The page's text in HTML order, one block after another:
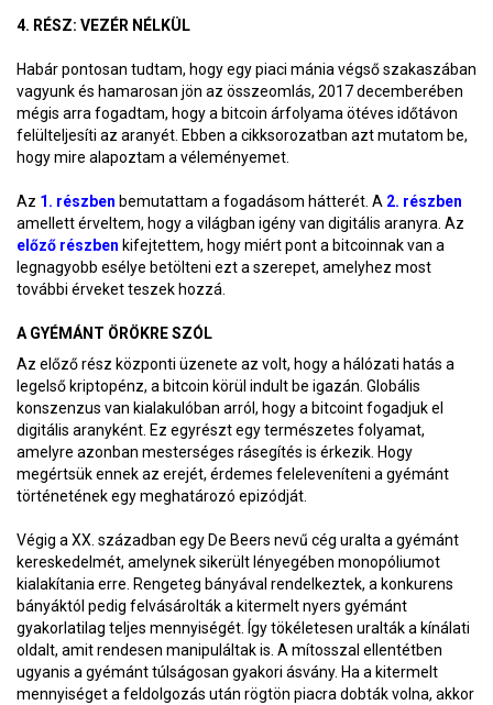
4. RÉSZ: VEZÉR NÉLKÜL
Habár pontosan tudtam, hogy egy piaci mánia végső szakaszában
vagyunk és hamarosan jön az összeomlás, 2017 decemberében
mégis arra fogadtam, hogy a bitcoin árfolyama ötéves időtávon
felülteljesíti az aranyét. Ebben a cikksorozatban azt mutatom be,
hogy mire alapoztam a véleményemet.
Az 1. részben bemutattam a fogadásom hátterét. A 2. részben
amellett érveltem, hogy a világban igény van digitális aranyra. Az
előző részben kifejtettem, hogy miért pont a bitcoinnak van a
legnagyobb esélye betölteni ezt a szerepet, amelyhez most
további érveket teszek hozzá.
A GYÉMÁNT ÖRÖKRE SZÓL
Az előző rész központi üzenete az volt, hogy a hálózati hatás a
legelső kriptopénz, a bitcoin körül indult be igazán. Globális
konszenzus van kialakulóban arról, hogy a bitcoint fogadjuk el
digitális aranyként. Ez egyrészt egy természetes folyamat,
amelyre azonban mesterséges rásegítés is érkezik. Hogy
megértsük ennek az erejét, érdemes feleleveníteni a gyémánt
történetének egy meghatározó epizódját.
Végig a XX. században egy De Beers nevű cég uralta a gyémánt
kereskedelmét, amelynek sikerült lényegében monopóliumot
kialakítania erre. Rengeteg bányával rendelkeztek, a konkurens
bányáktól pedig felvásárolták a kitermelt nyers gyémánt
gyakorlatilag teljes mennyiségét. Így tökéletesen uralták a kínálati
oldalt, amit rendesen manipuláltak is. A mítosszal ellentétben
ugyanis a gyémánt túlságosan gyakori ásvány. Ha a kitermelt
mennyiséget a feldolgozás után rögtön piacra dobták volna, akkor